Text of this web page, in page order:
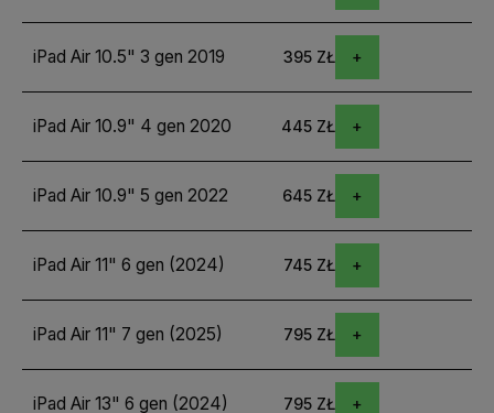
iPad Air 10.5" 3 gen 2019 395 ZŁ
iPad Air 10.9" 4 gen 2020 445 ZŁ
iPad Air 10.9" 5 gen 2022 645 ZŁ
iPad Air 11" 6 gen (2024) 745 ZŁ
iPad Air 11" 7 gen (2025) 795 ZŁ
iPad Air 13" 6 gen (2024) 795 ZŁ